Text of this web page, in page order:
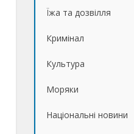
Їжа та дозвілля
Кримінал
Культура
Моряки
Національні новини